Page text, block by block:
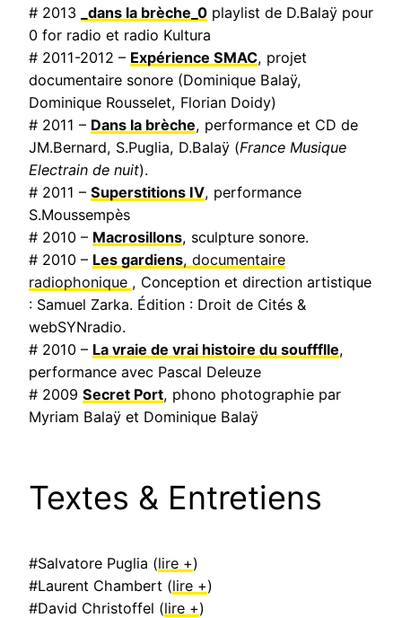
# 2013
_dans la brèche_0 playlist de D.Balaÿ pour
0 for radio et radio Kultura
# 2011-2012 – Expérience SMAC, projet
documentaire sonore (Dominique Balaÿ,
Dominique Rousselet, Florian Doidy)
# 2011 – Dans la brèche, performance et CD de
JM.Bernard, S.Puglia, D.Balaÿ (France Musique
Electrain de nuit).
# 2011 – Superstitions IV, performance
S.Moussempès
# 2010 – Macrosillons, sculpture sonore.
# 2010 – Les gardiens, documentaire
radiophonique , Conception et direction artistique
: Samuel Zarka. Édition : Droit de Cités &
webSYNradio.
# 2010 – La vraie de vrai histoire du souffflle,
performance avec Pascal Deleuze
# 2009 Secret Port, phono photographie par
Myriam Balaÿ et Dominique Balaÿ
Textes & Entretiens
#Salvatore Puglia (lire +)
#Laurent Chambert (lire +)
#David Christoffel (lire +)